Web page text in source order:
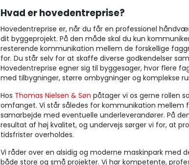
Hvad er hovedentreprise?
Hovedentreprise er, når du får en professionel
dit byggeprojekt. På den måde skal du kun
resterende kommunikation mellem de forskellige
for. Du står selv for at skaffe diverse godkendelser
Hovedentreprise egner sig til byggesager, hvor flere
med tilbygninger, større ombygninger og komplekse
Hos Thomas Nielsen & Søn påtager vi os gerne rollen
omfanget. Vi står således for kommunikation mellem
samarbejde med eventuelle underleverandører. På
resultat af høj kvalitet, og undervejs sørger vi for, at
tidsfrister overholdes.
Vi råder over en alsidig og moderne maskinpark med
både store og små projekter. Vi har kompetente,